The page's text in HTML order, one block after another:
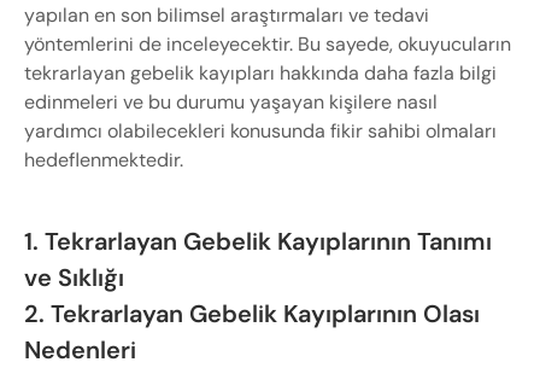
yapılan en son bilimsel araştırmaları ve tedavi
yöntemlerini de inceleyecektir. Bu sayede, okuyucuların
tekrarlayan gebelik kayıpları hakkında daha fazla bilgi
edinmeleri ve bu durumu yaşayan kişilere nasıl
yardımcı olabilecekleri konusunda fikir sahibi olmaları
hedeflenmektedir.
1. Tekrarlayan Gebelik Kayıplarının Tanımı
ve Sıklığı
2. Tekrarlayan Gebelik Kayıplarının Olası
Nedenleri